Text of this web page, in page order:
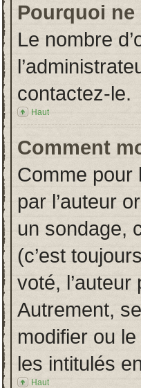
Pourquoi
Le nombre
contactez-le.
Haut
Comment
Comme pour
par l’auteur
un sondage,
(c’est
voté,
Autrement,
modifier ou
les intitulés
Haut